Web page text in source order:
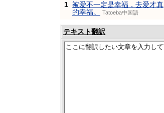
1 被爱不一定是幸福，去爱才真
的幸福。
Tatoeba中国語
テキスト翻訳